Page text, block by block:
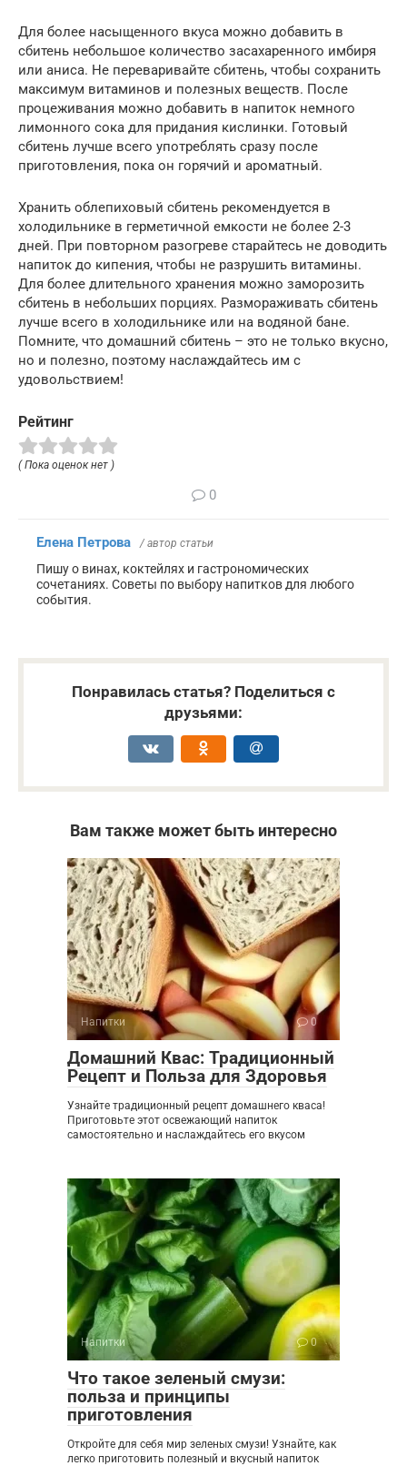
Для более насыщенного вкуса можно добавить в
сбитень небольшое количество засахаренного имбиря
или аниса. Не переваривайте сбитень, чтобы сохранить
максимум витаминов и полезных веществ. После
процеживания можно добавить в напиток немного
лимонного сока для придания кислинки. Готовый
сбитень лучше всего употреблять сразу после
приготовления, пока он горячий и ароматный.
Хранить облепиховый сбитень рекомендуется в
холодильнике в герметичной емкости не более 2-3
дней. При повторном разогреве старайтесь не доводить
напиток до кипения, чтобы не разрушить витамины.
Для более длительного хранения можно заморозить
сбитень в небольших порциях. Размораживать сбитень
лучше всего в холодильнике или на водяной бане.
Помните, что домашний сбитень – это не только вкусно,
но и полезно, поэтому наслаждайтесь им с
удовольствием!
Рейтинг
( Пока оценок нет )
0
Елена Петрова / автор статьи
Пишу о винах, коктейлях и гастрономических
сочетаниях. Советы по выбору напитков для любого
события.
Понравилась статья? Поделиться с
друзьями:
Вам также может быть интересно
Напитки 0
Домашний Квас: Традиционный
Рецепт и Польза для Здоровья
Узнайте традиционный рецепт домашнего кваса!
Приготовьте этот освежающий напиток
самостоятельно и наслаждайтесь его вкусом
Напитки 0
Что такое зеленый смузи:
польза и принципы
приготовления
Откройте для себя мир зеленых смузи! Узнайте, как
легко приготовить полезный и вкусный напиток